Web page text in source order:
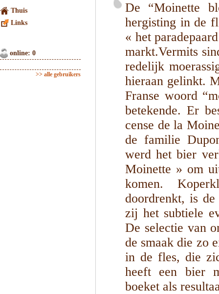
Thuis
Links
online: 0
>> alle gebruikers
De “Moinette
hergisting in de
« het
markt.Vermits
redelijk
hieraan gelinkt.
Franse woord
betekende. Er
cense de la
de familie
werd het bier
Moinette » om
komen.
doordrenkt, is
zij het subtiele
De selectie van
de smaak die zo
in de fles, die
heeft een bier
boeket als